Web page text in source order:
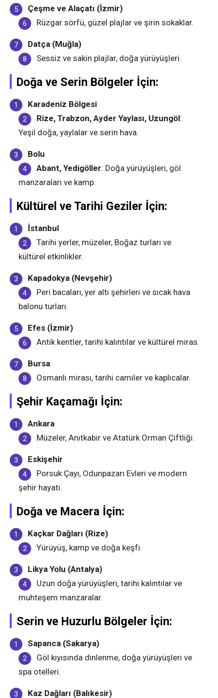
Çeşme ve Alaçatı (İzmir)
Rüzgar sörfü, güzel plajlar ve şirin sokaklar.
Datça (Muğla)
Sessiz ve sakin plajlar, doğa yürüyüşleri.
Doğa ve Serin Bölgeler İçin:
Karadeniz Bölgesi
Rize, Trabzon, Ayder Yaylası, Uzungöl:
Yeşil doğa, yaylalar ve serin hava.
Bolu
Abant, Yedigöller: Doğa yürüyüşleri, göl
manzaraları ve kamp.
Kültürel ve Tarihi Geziler İçin:
İstanbul
Tarihi yerler, müzeler, Boğaz turları ve
kültürel etkinlikler.
Kapadokya (Nevşehir)
Peri bacaları, yer altı şehirleri ve sıcak hava
balonu turları.
Efes (İzmir)
Antik kentler, tarihi kalıntılar ve kültürel miras.
Bursa
Osmanlı mirası, tarihi camiler ve kaplıcalar.
Şehir Kaçamağı İçin:
Ankara
Müzeler, Anıtkabir ve Atatürk Orman Çiftliği.
Eskişehir
Porsuk Çayı, Odunpazarı Evleri ve modern
şehir hayatı.
Doğa ve Macera İçin:
Kaçkar Dağları (Rize)
Yürüyüş, kamp ve doğa keşfi.
Likya Yolu (Antalya)
Uzun doğa yürüyüşleri, tarihi kalıntılar ve
muhteşem manzaralar.
Serin ve Huzurlu Bölgeler İçin:
Sapanca (Sakarya)
Göl kıyısında dinlenme, doğa yürüyüşleri ve
spa otelleri.
Kaz Dağları (Balıkesir)